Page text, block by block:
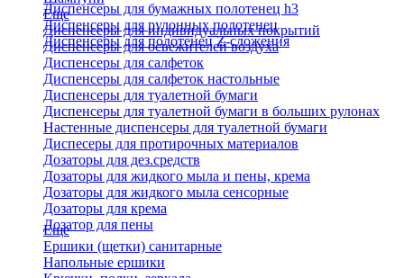
Диспенсеры для бумажных полотенец h3
Диспенсеры для рулонных полотенец
Диспенсеры для полотенец Z-сложения
Еще
Диспенсеры для индивидуальных покрытий
Диспенсеры для освежителей воздуха
Диспенсеры для салфеток
Диспенсеры для салфеток настольные
Диспенсеры для туалетной бумаги
Диспенсеры для туалетной бумаги в больших рулонах
Настенные диспенсеры для туалетной бумаги
Диспесеры для протирочных материалов
Дозаторы для дез.средств
Дозаторы для жидкого мыла и пены, крема
Дозаторы для жидкого мыла сенсорные
Дозаторы для крема
Дозатор для пены
Еще
Ершики (щетки) санитарные
Напольные ершики